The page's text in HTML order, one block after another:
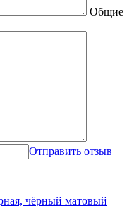
Общие
Отправить отзыв